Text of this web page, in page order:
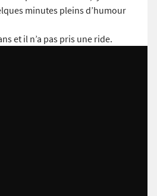
minutes pleins d’humour
et il n’a pas pris une ride.